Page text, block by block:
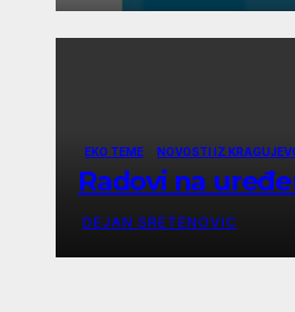
EKO TEME NOVOSTI IZ
Radovi na
DEJAN SRETENOVIC